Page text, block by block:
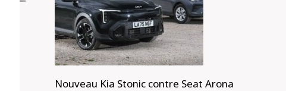
Nouveau Kia Stonic contre Seat Arona